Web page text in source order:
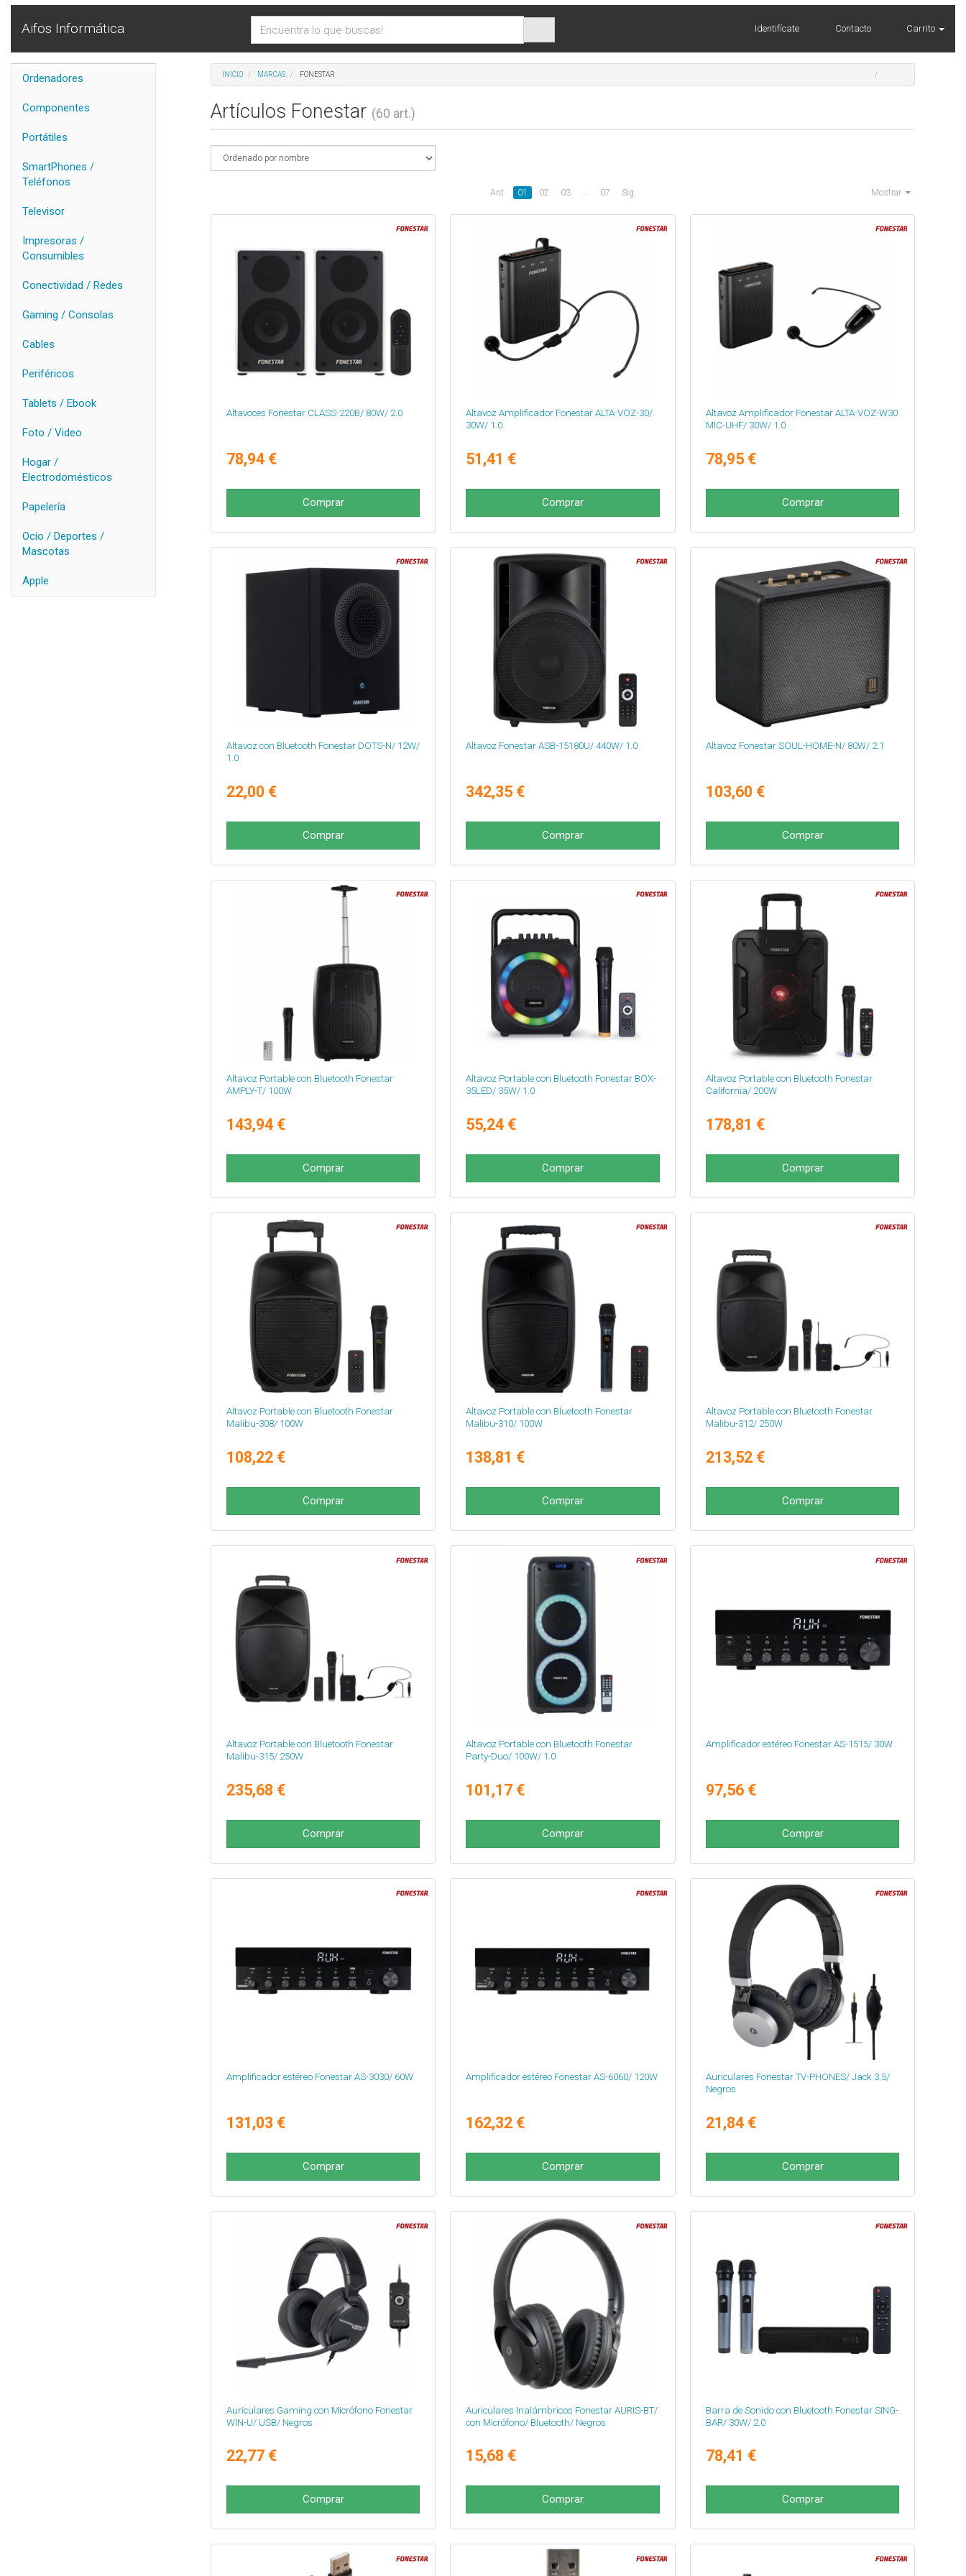
Aifos Informática Identifícate Contacto Carrito
Ordenadores
Componentes
Portátiles
SmartPhones /
Teléfonos
Televisor
Impresoras /
Consumibles
Conectividad / Redes
Gaming / Consolas
Cables
Periféricos
Tablets / Ebook
Foto / Video
Hogar /
Electrodomésticos
Papelería
Ocio / Deportes /
Mascotas
Apple
INICIO MARCAS FONESTAR
Artículos Fonestar (60 art.)
Ant. 01 02 03 07 Sig. Mostrar
Altavoces Fonestar CLASS-220B/ 80W/ 2.0
78,94 €
Comprar
Altavoz Amplificador Fonestar ALTA-VOZ-30/
30W/ 1.0
51,41 €
Comprar
Altavoz Amplificador Fonestar ALTA-VOZ-W30
MIC-UHF/ 30W/ 1.0
78,95 €
Comprar
Altavoz con Bluetooth Fonestar DOTS-N/ 12W/
1.0
22,00 €
Comprar
Altavoz Fonestar ASB-15180U/ 440W/ 1.0
342,35 €
Comprar
Altavoz Fonestar SOUL-HOME-N/ 80W/ 2.1
103,60 €
Comprar
Altavoz Portable con Bluetooth Fonestar
AMPLY-T/ 100W
143,94 €
Comprar
Altavoz Portable con Bluetooth Fonestar BOX-
35LED/ 35W/ 1.0
55,24 €
Comprar
Altavoz Portable con Bluetooth Fonestar
California/ 200W
178,81 €
Comprar
Altavoz Portable con Bluetooth Fonestar
Malibu-308/ 100W
108,22 €
Comprar
Altavoz Portable con Bluetooth Fonestar
Malibu-310/ 100W
138,81 €
Comprar
Altavoz Portable con Bluetooth Fonestar
Malibu-312/ 250W
213,52 €
Comprar
Altavoz Portable con Bluetooth Fonestar
Malibu-315/ 250W
235,68 €
Comprar
Altavoz Portable con Bluetooth Fonestar
Party-Duo/ 100W/ 1.0
101,17 €
Comprar
Amplificador estéreo Fonestar AS-1515/ 30W
97,56 €
Comprar
Amplificador estéreo Fonestar AS-3030/ 60W
131,03 €
Comprar
Amplificador estéreo Fonestar AS-6060/ 120W
162,32 €
Comprar
Auriculares Fonestar TV-PHONES/ Jack 3.5/
Negros
21,84 €
Comprar
Auriculares Gaming con Micrófono Fonestar
WIN-U/ USB/ Negros
22,77 €
Comprar
Auriculares Inalámbricos Fonestar AURIS-BT/
con Micrófono/ Bluetooth/ Negros
15,68 €
Comprar
Barra de Sonido con Bluetooth Fonestar SING-
BAR/ 30W/ 2.0
78,41 €
Comprar